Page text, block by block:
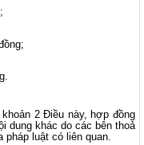
2 Điều này, hợp đồng
dung khác do các bên thoả
luật có liên quan.